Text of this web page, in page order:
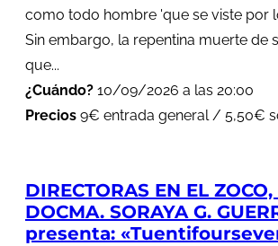
como todo hombre 'que se viste por
Sin embargo, la repentina muerte de
que...
¿Cuándo? 10/09/2026 a las 20:00
Precios 9€ entrada general / 5,50€
DIRECTORAS EN EL ZOCO,
DOCMA. SORAYA G.
presenta: